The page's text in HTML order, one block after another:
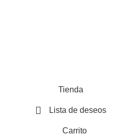
Tienda
Lista de deseos
Carrito